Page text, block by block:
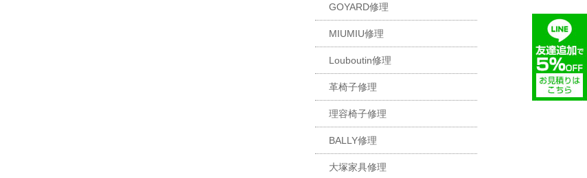
GOYARD修理
MIUMIU修理
Louboutin修理
革椅子修理
理容椅子修理
BALLY修理
大塚家具修理